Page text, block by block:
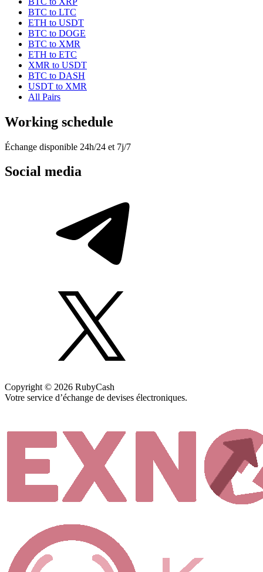
BTC to LTC
ETH to USDT
BTC to DOGE
BTC to XMR
ETH to ETC
XMR to USDT
BTC to DASH
USDT to XMR
All Pairs
Working schedule
Échange disponible 24h/24 et 7j/7
Social media
Copyright © 2026 RubyCash
Votre service d’échange de devises électroniques.